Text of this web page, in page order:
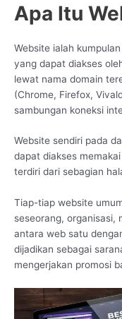
Apa Itu
Website ialah
yang dapat diakses
lewat nama domain
(Chrome, Firefox,
sambungan koneksi
Website sendiri pada
dapat diakses
terdiri dari sebagian
Tiap-tiap website
seseorang, organisasi,
antara web satu
dijadikan sebagai
mengerjakan promosi